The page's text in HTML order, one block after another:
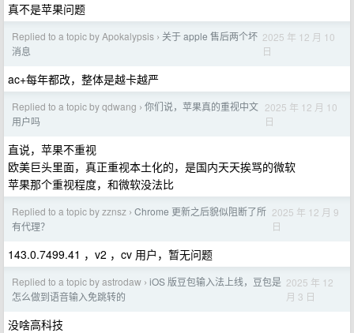
真不是苹果问题
Replied to a topic by Apokalypsis › 关于 apple 售后两个坏
消息
2025 年 12 月 10
日
ac+每年都改，整体是越卡越严
Replied to a topic by qdwang › 你们说，苹果真的重视中文
用户吗
2025 年 12 月 10
日
直说，苹果不重视
欧美巨头里面，真正重视本土化的，是国内天天挨骂的微软
苹果那个重视程度，和微软没法比
Replied to a topic by zznsz › Chrome 更新之后貌似阻断了所
有代理？
2025 年 12 月 9
日
143.0.7499.41 ，v2 ，cv 用户，暂无问题
Replied to a topic by astrodaw › iOS 版豆包输入法上线，豆包是
怎么做到语音输入免跳转的
2025 年 12
月 3 日
没啥高科技